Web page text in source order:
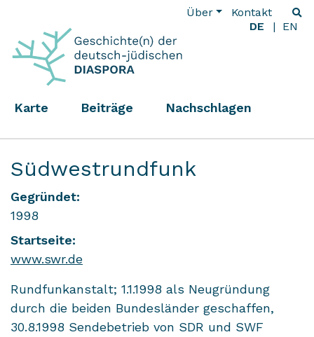
Über
Kontakt
DE
EN
Karte Beiträge Nachschlagen
Südwestrundfunk
Gegründet:
1998
Startseite:
www.swr.de
Rundfunkanstalt; 1.1.1998 als Neugründung
durch die beiden Bundesländer geschaffen,
30.8.1998 Sendebetrieb von SDR und SWF